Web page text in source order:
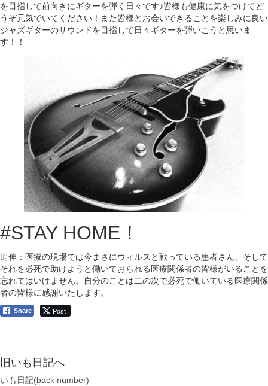
を目指して前向きにギターを弾く日々です♪皆様も健康に気をつけてど
うぞ元気でいてください！また皆様とお会いできることを楽しみに良い
ジャズギターのサウンドを目指して日々ギターを弾いこうと思いま
す！！
#STAY HOME！
追伸：医療の現場では今まさにウィルスと戦っている患者さん、そして
それを必死で助けようと働いておられる医療関係者の皆様がいることを
忘れてはいけません。自分のことは二の次で必死で働いている医療関係
者の皆様に感謝いたします。
Share Post
旧いも日記へ
いも日記(back number)